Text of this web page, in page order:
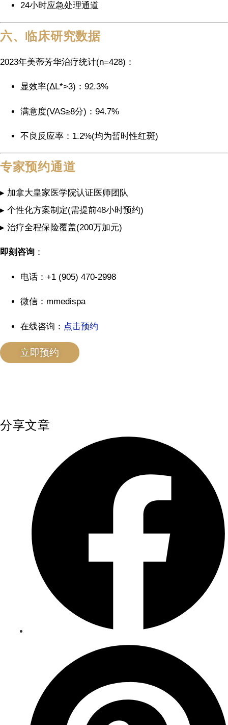
24小时应急处理通道
六、临床研究数据
2023年美蒂芳华治疗统计(n=428)：
显效率(ΔL*>3)：92.3%
满意度(VAS≥8分)：94.7%
不良反应率：1.2%(均为暂时性红斑)
专家预约通道
▸ 加拿大皇家医学院认证医师团队
▸ 个性化方案制定(需提前48小时预约)
▸ 治疗全程保险覆盖(200万加元)
即刻咨询 ：
电话：+1 (905) 470-2998
微信：mmedispa
在线咨询： 点击预约
立即预约
分享文章